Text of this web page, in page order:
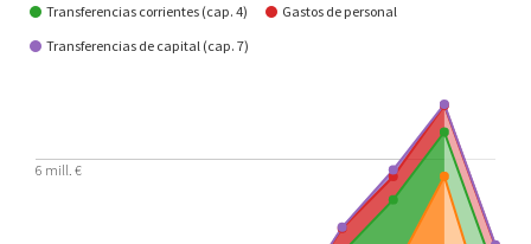
Transferencias corrientes (cap. 4)
Gastos de personal
Transferencias de capital (cap. 7)
6 mill. €